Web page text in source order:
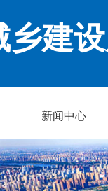
乡建
新闻中心